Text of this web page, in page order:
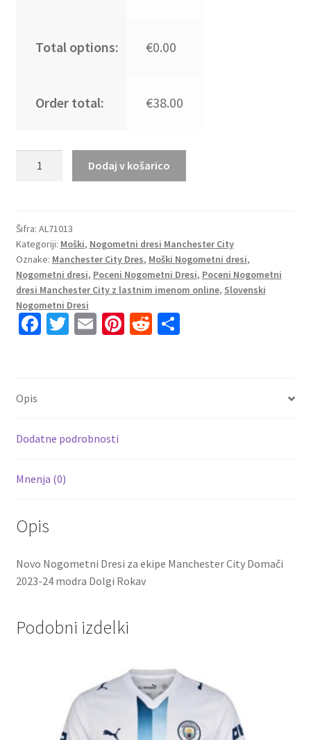
Total options: €0.00
Order total: €38.00
ekipe
Manchester
City
Domači
2023-
24
modra
Dodaj v košarico
Šifra: AL71013
Kategoriji: Moški, Nogometni dresi Manchester City
Oznake: Manchester City Dres, Moški Nogometni dresi,
Nogometni dresi, Poceni Nogometni Dresi, Poceni Nogometni
dresi Manchester City z lastnim imenom online, Slovenski
Nogometni Dresi
Fa
k
T E Pi R S
Opis
Dodatne podrobnosti
Mnenja (0)
Opis
Novo Nogometni Dresi za ekipe Manchester City Domači
2023-24 modra Dolgi Rokav
Podobni izdelki